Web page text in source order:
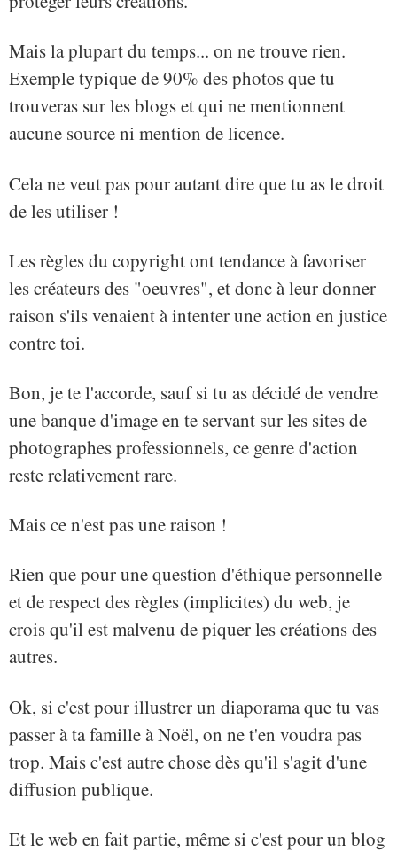
Mais la plupart du temps... on ne trouve rien.
Exemple typique de 90% des photos que tu
trouveras sur les blogs et qui ne mentionnent
aucune source ni mention de licence.
Cela ne veut pas pour autant dire que tu as le droit
de les utiliser !
Les règles du copyright ont tendance à favoriser
les créateurs des "oeuvres", et donc à leur donner
raison s'ils venaient à intenter une action en justice
contre toi.
Bon, je te l'accorde, sauf si tu as décidé de vendre
une banque d'image en te servant sur les sites de
photographes professionnels, ce genre d'action
reste relativement rare.
Mais ce n'est pas une raison !
Rien que pour une question d'éthique personnelle
et de respect des règles (implicites) du web, je
crois qu'il est malvenu de piquer les créations des
autres.
Ok, si c'est pour illustrer un diaporama que tu vas
passer à ta famille à Noël, on ne t'en voudra pas
trop. Mais c'est autre chose dès qu'il s'agit d'une
diffusion publique.
Et le web en fait partie, même si c'est pour un blog